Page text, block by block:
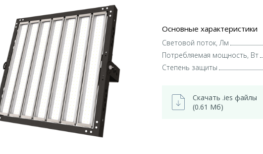
Основные характеристики
Световой поток, Лм
Потребляемая мощность, Вт
Степень защиты
Скачать .ies файлы
(0.61 Мб)